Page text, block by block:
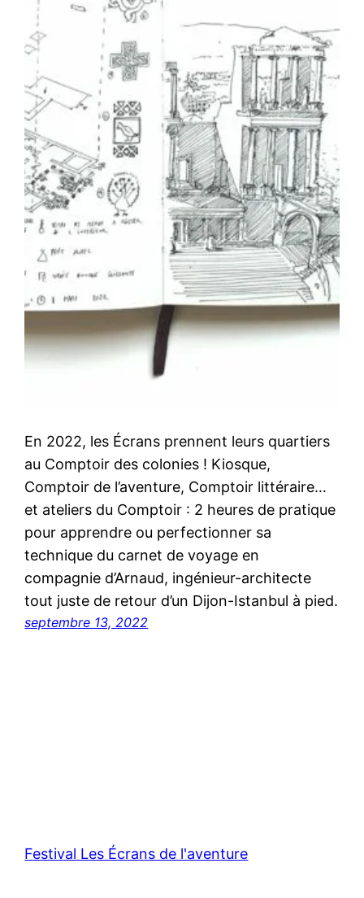
En 2022, les Écrans prennent leurs quartiers
au Comptoir des colonies ! Kiosque,
Comptoir de l’aventure, Comptoir littéraire…
et ateliers du Comptoir : 2 heures de pratique
pour apprendre ou perfectionner sa
technique du carnet de voyage en
compagnie d’Arnaud, ingénieur-architecte
tout juste de retour d’un Dijon-Istanbul à pied.
septembre 13, 2022
Festival Les Écrans de l'aventure